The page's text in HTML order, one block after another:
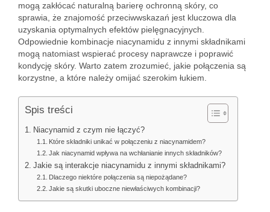
mogą zakłócać naturalną barierę ochronną skóry, co
sprawia, że znajomość przeciwwskazań jest kluczowa dla
uzyskania optymalnych efektów pielęgnacyjnych.
Odpowiednie kombinacje niacynamidu z innymi składnikami
mogą natomiast wspierać procesy naprawcze i poprawić
kondycję skóry. Warto zatem zrozumieć, jakie połączenia są
korzystne, a które należy omijać szerokim łukiem.
Spis treści
Niacynamid z czym nie łączyć?
Które składniki unikać w połączeniu z niacynamidem?
Jak niacynamid wpływa na wchłanianie innych składników?
Jakie są interakcje niacynamidu z innymi składnikami?
Dlaczego niektóre połączenia są niepożądane?
Jakie są skutki uboczne niewłaściwych kombinacji?